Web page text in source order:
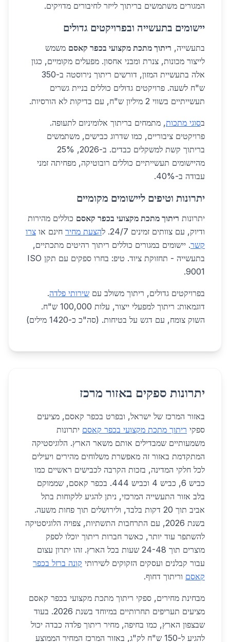
המגורים משתמשים בריתוך לייזר לחיבורים מדויקים.
יישומים בתעשייה ובפרויקטים גדולים
בתעשייה, ריתוך מתכת מקצועי בכפר קאסם משמש
לייצור מכונות, צנרת ומבני אחסון. מפעלים מקומיים, כגון
אלה בתעשיית המזון, דורשים ריתוך נירוסטה ב-350
ש"ח לשעה. פרויקטים גדולים כוללים בניית גשרים
תעשייתיים בשווי 2 מיליון ש"ח, עם בדיקות לא הורסיות.
בסוגי מתכות, מתמחים בריתוך אלומיניום לתעופה.
פרויקטים ציבוריים, כמו שדרוג כבישים, משתמשים
בריתוך קשת למשקלים כבדים. ב-2026, 25%
מהיישומים תעשייתיים כוללים רובוטיקה, מפחיתה זמני
עבודה ב-40%.
יתרונות וטיפים ליישומים מקומיים
יתרונות ריתוך מתכת מקצועי בכפר קאסם כוללים מהירות
ודיוק, עם צוותים זמינים 24/7. ל
הצעת מחיר חינם או צרו
קשר. יישומים במגורים כוללים ריתוך רהיטים מתכתיים,
בתעשייה - תחזוקת ציוד. טיפ: בחרו ספקים עם תקן ISO
9001.
בפרויקטים גדולים, ריתוך משולב עם שירותי פלדה.
דוגמאות: ריתוך למפעלי ייצור, עלות 100,000 ש"ח.
השוק צומח, עם דגש על בטיחות. (סה"כ כ-1420 מילים)
יתרונות ספקים באזור מרכז
באזור המרכז של ישראל, ובפרט בכפר קאסם, מציעים
ספקי ריתוך מתכת מקצועי בכפר קאסם יתרונות
משמעותיים שמבדילים אותם משאר הארץ. הלוגיסטיקה
המתקדמת באזור זה מאפשרת משלוחים מהירים ויעילים
לכל חלקי המדינה, בזכות הקרבה לכבישים ראשיים כמו
כביש 6, כביש 4 וכביש 444. בכפר קאסם, שממוקם
בלב אזור התעשייה המרכזי, ניתן להגיע ללקוחות בתל
אביב תוך 20 דקות בלבד, ולירושלים תוך פחות משעה.
בשנת 2026, עם התרחבות התשתיות, צפויה הלוגיסטיקה
להשתפר עוד יותר, כאשר חברות ריתוך יוכלו לספק
מוצרים תוך 24-48 שעות בכל הארץ. זהו יתרון עצום
עבור קבלנים ועסקים הזקוקים לשירותי קונה ברזל בכפר
קאסם וריתוך דחוף.
מבחינת מחירים, ספקי ריתוך מתכת מקצועי בכפר קאסם
מציעים תעריפים תחרותיים במיוחד בשנת 2026. בעוד
שבצפון הארץ, כמו בחיפה, מחיר ריתוך פלדה כבדה יכול
להגיע ל-150 ש"ח לק"ג, באזור המרכז המחיר הממוצע